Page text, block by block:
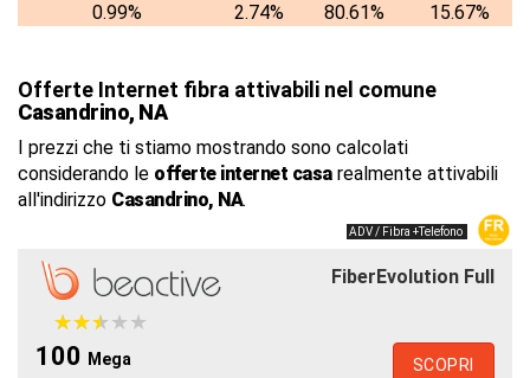
0.99%
2.74% 80.61% 15.67%
Offerte Internet fibra attivabili nel comune
Casandrino, NA
I prezzi che ti stiamo mostrando sono calcolati
considerando le offerte internet casarealmente attivabili
all'indirizzo Casandrino, NA.
ADV / Fibra +Telefono
FiberEvolution Full
★★★★★
★★★★★
100 Mega SCOPRI